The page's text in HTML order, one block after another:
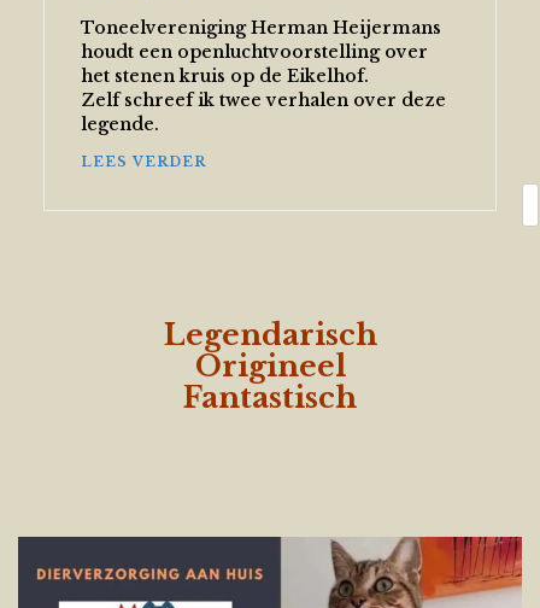
Toneelvereniging Herman Heijermans
houdt een openluchtvoorstelling over
het stenen kruis op de Eikelhof.
Zelf schreef ik twee verhalen over deze
legende.
LEES VERDER
Legendarisch
Origineel
Fantastisch